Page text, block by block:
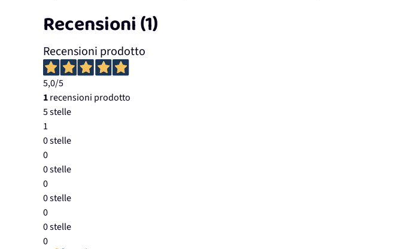
Recensioni (1)
Recensioni prodotto
5,0/5
1recensioni prodotto
5 stelle
1
0 stelle
0
0 stelle
0
0 stelle
0
0 stelle
0